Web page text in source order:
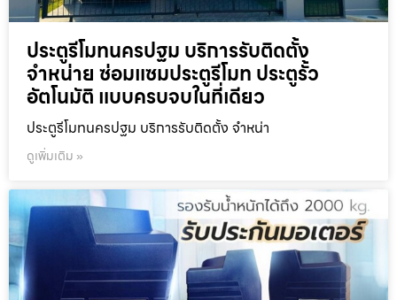
ประตูรีโมทนครปฐม บริการรับติดตั้ง
จำหน่าย ซ่อมแซมประตูรีโมท ประตูรั้ว
อัตโนมัติ แบบครบจบในที่เดียว
ประตูรีโมทนครปฐม บริการรับติดตั้ง จำหน่า
ดูเพิ่มเติม »